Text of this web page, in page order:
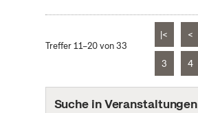
Treffer 11–20 von 33
|< <
3 4
Suche in Veranstaltungen